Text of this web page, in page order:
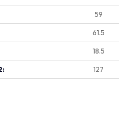
59
61.5
18.5
127